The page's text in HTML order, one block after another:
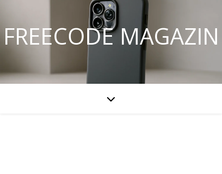
FREECODE MAGAZIN